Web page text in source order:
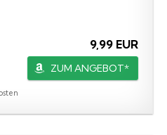
9,99 EUR
ZUM ANGEBOT*